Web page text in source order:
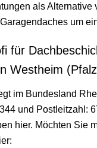
als Alternative
um
für
Westheim
im Bundesland
und Postleitzahl:
hier. Möchten Sie